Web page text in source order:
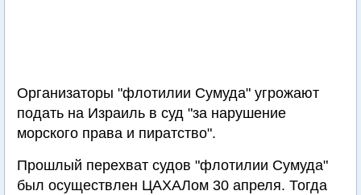
Организаторы "флотилии Сумуда" угрожают
подать на Израиль в суд "за нарушение
морского права и пиратство".
Прошлый перехват судов "флотилии Сумуда"
был осуществлен ЦАХАЛом 30 апреля. Тогда